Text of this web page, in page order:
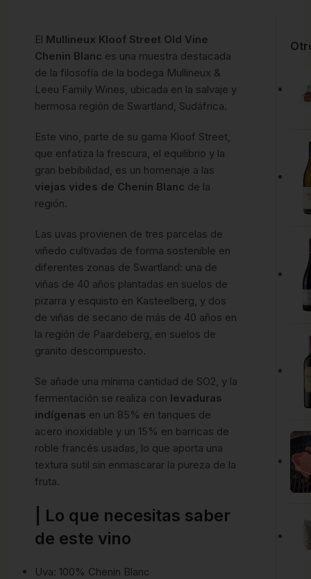
El Mullineux Kloof Street Old Vine
Chenin Blanc es una muestra destacada
de la filosofía de la bodega Mullineux &
Leeu Family Wines, ubicada en la salvaje y
hermosa región de Swartland, Sudáfrica.
Este vino, parte de su gama Kloof Street,
que enfatiza la frescura, el equilibrio y la
gran bebibilidad, es un homenaje a las
viejas vides de Chenin Blanc de la
región.
Las uvas provienen de tres parcelas de
viñedo cultivadas de forma sostenible en
diferentes zonas de Swartland: una de
viñas de 40 años plantadas en suelos de
pizarra y esquisto en Kasteelberg, y dos
de viñas de secano de más de 40 años en
la región de Paardeberg, en suelos de
granito descompuesto.
Se añade una mínima cantidad de SO2, y la
fermentación se realiza con levaduras
indígenas en un 85% en tanques de
acero inoxidable y un 15% en barricas de
roble francés usadas, lo que aporta una
textura sutil sin enmascarar la pureza de la
fruta.
| Lo que necesitas saber
de este vino
Uva: 100% Chenin Blanc